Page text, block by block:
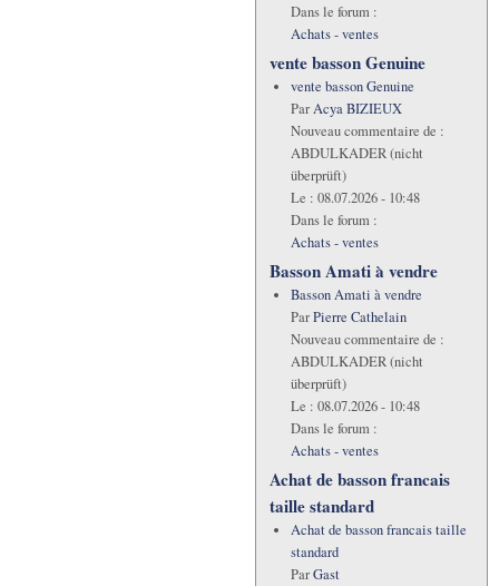
Dans le forum :
Achats - ventes
vente basson Genuine
vente basson Genuine
ParAcya BIZIEUX
Nouveau commentaire de :
ABDULKADER (nicht
überprüft)
Le : 08.07.2026 - 10:48
Dans le forum :
Achats - ventes
Basson Amati à vendre
Basson Amati à vendre
ParPierre Cathelain
Nouveau commentaire de :
ABDULKADER (nicht
überprüft)
Le : 08.07.2026 - 10:48
Dans le forum :
Achats - ventes
Achat de basson francais
taille standard
Achat de basson francais taille
standard
ParGast